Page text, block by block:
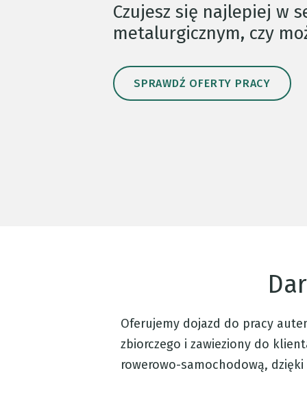
Czujesz się najlepiej w
metalurgicznym, czy
SPRAWDŹ OFERTY PRACY
Oferujemy dojazd do pracy
zbiorczego i zawieziony do
rowerowo-samochodową, dzięki